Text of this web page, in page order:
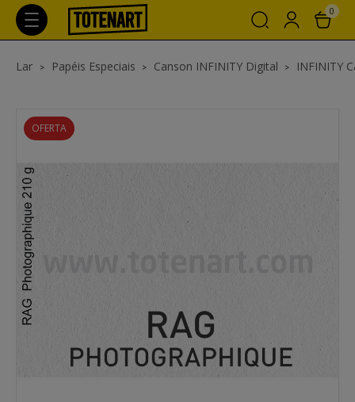
0
Lar Papéis Especiais Canson INFINITY Digital INFINITY
OFERTA